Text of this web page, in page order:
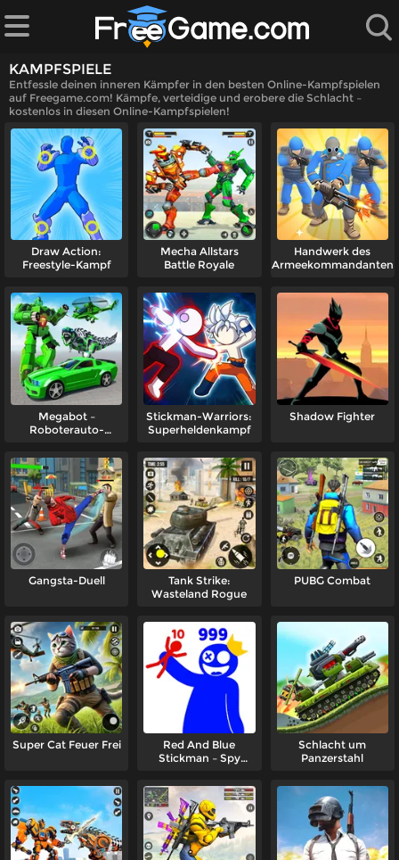
KAMPFSPIELE
Entfessle deinen inneren Kämpfer in den besten Online-Kampfspielen
auf Freegame.com! Kämpfe, verteidige und erobere die Schlacht –
kostenlos in diesen Online-Kampfspielen!
Draw Action:
Freestyle-Kampf
Mecha Allstars
Battle Royale
Handwerk des
Armeekommandanten
Megabot –
Roboterauto-
Stickman-Warriors:
Superheldenkampf
Shadow Fighter
Gangsta-Duell
Tank Strike:
Wasteland Rogue
PUBG Combat
Super Cat Feuer Frei
Red And Blue
Stickman – Spy
Schlacht um
Panzerstahl